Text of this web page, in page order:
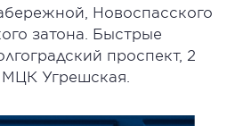
Новоспасского
затона. Быстрые
проспект, 2
Угрешская.